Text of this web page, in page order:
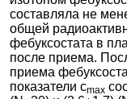
составляла не
общей
фебуксостата в
после приема.
приема
показатели сmax